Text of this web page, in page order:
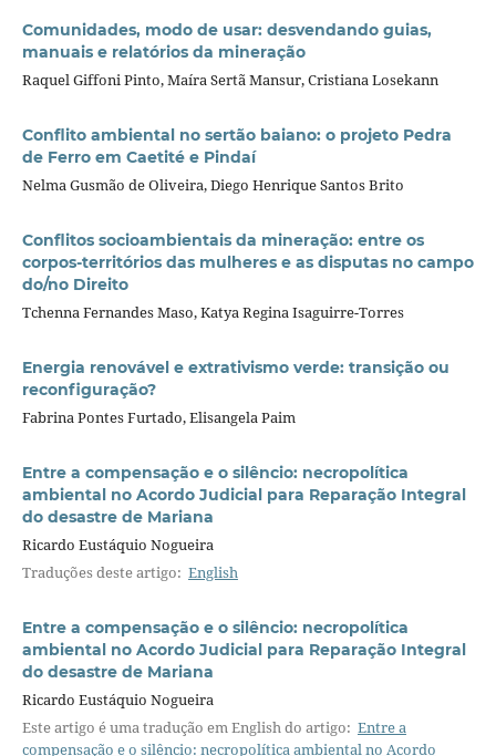
Comunidades, modo de usar: desvendando guias,
manuais e relatórios da mineração
Raquel Giffoni Pinto, Maíra Sertã Mansur, Cristiana Losekann
Conflito ambiental no sertão baiano: o projeto Pedra
de Ferro em Caetité e Pindaí
Nelma Gusmão de Oliveira, Diego Henrique Santos Brito
Conflitos socioambientais da mineração: entre os
corpos-territórios das mulheres e as disputas no campo
do/no Direito
Tchenna Fernandes Maso, Katya Regina Isaguirre-Torres
Energia renovável e extrativismo verde: transição ou
reconfiguração?
Fabrina Pontes Furtado, Elisangela Paim
Entre a compensação e o silêncio: necropolítica
ambiental no Acordo Judicial para Reparação Integral
do desastre de Mariana
Ricardo Eustáquio Nogueira
Traduções deste artigo: English
Entre a compensação e o silêncio: necropolítica
ambiental no Acordo Judicial para Reparação Integral
do desastre de Mariana
Ricardo Eustáquio Nogueira
Este artigo é uma tradução em English do artigo: Entre a
compensação e o silêncio: necropolítica ambiental no Acordo